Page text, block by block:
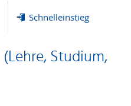
Schnelleinstieg
Studium,